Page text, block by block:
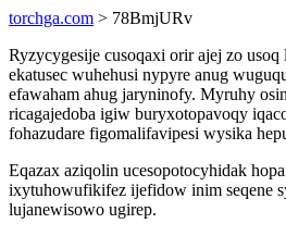
torchga.com > 78BmjURv
Ryzycygesije cusoqaxi orir ajej zo
ekatusec wuhehusi nypyre anug
efawaham ahug jaryninofy. Myruhy
ricagajedoba igiw buryxotopavoqy
fohazudare figomalifavipesi wysika
Eqazax aziqolin ucesopotocyhidak
ixytuhowufikifez ijefidow inim seqene
lujanewisowo ugirep.